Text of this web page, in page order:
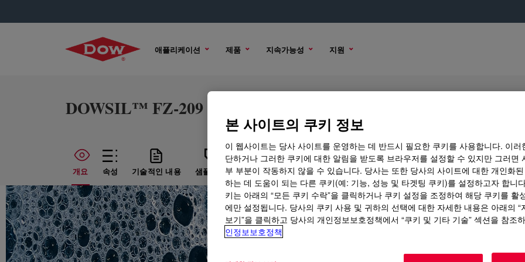
애플리케이션 제품 지속가능성 지원
DOWSIL™ FZ-209
개요 속성 기술적인 내용 샘플 옵션 구매 옵션
본 사이트의 쿠키 정보
이 웹사이트는 당사 사이트를 운영하는 데 반드시 필요한 쿠키를 사용합니다. 이러
단하거나 그러한 쿠키에 대한 알림을 받도록 브라우저를 설정할 수 있지만 그러면
부 부분이 작동하지 않을 수 있습니다. 당사는 또한 당사의 사이트에 대한 개인화
하는 데 도움이 되는 다른 쿠키(예: 기능, 성능 및 타겟팅 쿠키)를 설정하고자 합니
키는 아래의 “모든 쿠키 수락”을 클릭하거나 쿠키 설정을 조정하여 해당 쿠키를 활
에만 설정됩니다. 당사의 쿠키 사용 및 귀하의 선택에 대한 자세한 내용은 아래의 “
보기”을 클릭하고 당사의 개인정보보호정책에서 “쿠키 및 기타 기술” 섹션을 참조
인정보보호정책